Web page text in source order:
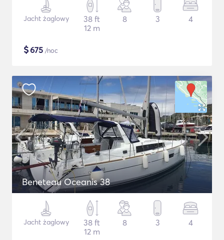
Jacht żaglowy
38 ft
12 m
8 3 4
$675 /noc
Beneteau Oceanis 38
Jacht żaglowy
38 ft
12 m
8 3 4